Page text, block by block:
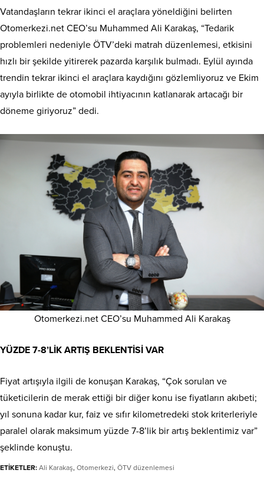
Vatandaşların tekrar ikinci el araçlara yöneldiğini belirten
Otomerkezi.net CEO’su Muhammed Ali Karakaş, “Tedarik
problemleri nedeniyle ÖTV’deki matrah düzenlemesi, etkisini
hızlı bir şekilde yitirerek pazarda karşılık bulmadı. Eylül ayında
trendin tekrar ikinci el araçlara kaydığını gözlemliyoruz ve Ekim
ayıyla birlikte de otomobil ihtiyacının katlanarak artacağı bir
döneme giriyoruz” dedi.
Otomerkezi.net CEO’su Muhammed Ali Karakaş
YÜZDE 7-8’LİK ARTIŞ BEKLENTİSİ VAR
Fiyat artışıyla ilgili de konuşan Karakaş, “Çok sorulan ve
tüketicilerin de merak ettiği bir diğer konu ise fiyatların akıbeti;
yıl sonuna kadar kur, faiz ve sıfır kilometredeki stok kriterleriyle
paralel olarak maksimum yüzde 7-8’lik bir artış beklentimiz var”
şeklinde konuştu.
ETİKETLER: Ali Karakaş, Otomerkezi, ÖTV düzenlemesi